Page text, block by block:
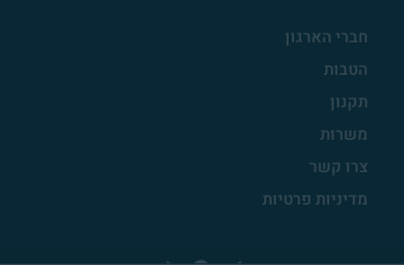
חברי הארגון
הטבות
תקנון
משרות
צרו קשר
מדיניות פרטיות